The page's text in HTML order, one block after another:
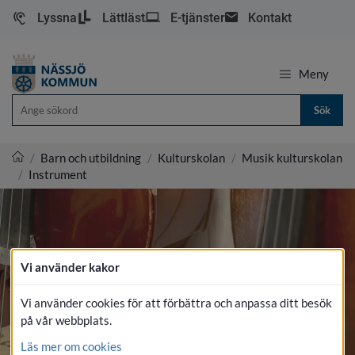
Lyssna Lättläst E-tjänster Kontakt
Meny
Nässjö kommun
/ Barn och utbildning / Kulturskolan / Musik kulturskolan
/ Instrument
Vi använder kakor
Vi använder cookies för att förbättra och anpassa ditt besök
på vår webbplats.
Läs mer om cookies